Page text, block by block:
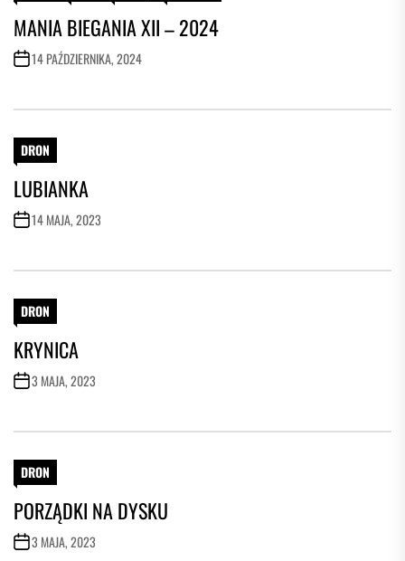
MANIA BIEGANIA XII – 2024
14 PAŹDZIERNIKA, 2024
DRON
LUBIANKA
14 MAJA, 2023
DRON
KRYNICA
3 MAJA, 2023
DRON
PORZĄDKI NA DYSKU
3 MAJA, 2023